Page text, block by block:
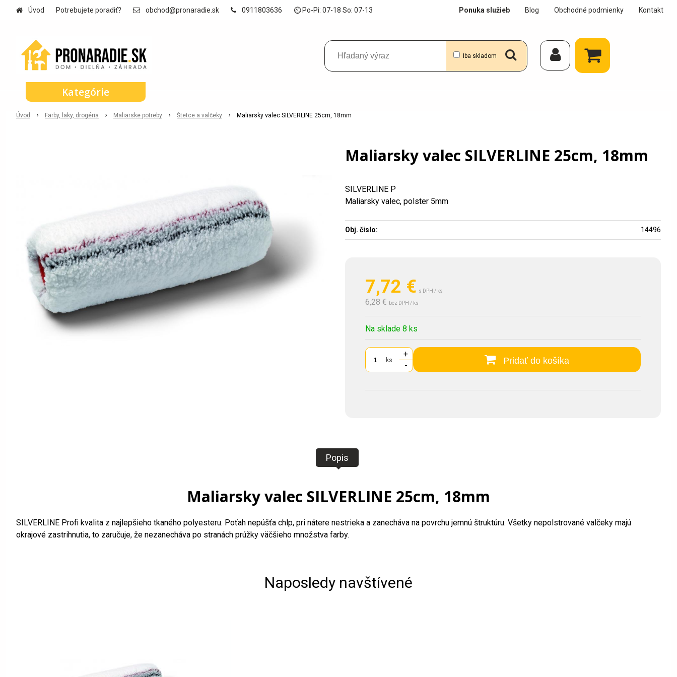
Úvod Potrebujete poradiť? obchod@pronaradie.sk 0911803636 ⏲ Po-Pi: 07-18 So: 07-13
Iba skladom
Ponuka služieb Blog Obchodné podmienky Kontakt
Úvod Farby, laky, drogéria Maliarske potreby Štetce a valčeky Maliarsky valec SILVERLINE 25cm, 18mm
Maliarsky valec SILVERLINE 25cm, 18mm
7,72 € s DPH / ks
6,28 € bez DPH / ks
Na sklade 8 ks
ks
+
-
Pridať do košíka
SILVERLINE P
Maliarsky valec, polster 5mm
Obj. čislo: 14496
Popis
Maliarsky valec SILVERLINE 25cm, 18mm
SILVERLINE Profi kvalita z najlepšieho tkaného polyesteru. Poťah nepúšťa chlp, pri nátere nestrieka a zanecháva na povrchu jemnú štruktúru. Všetky nepolstrované valčeky majú
okrajové zastrihnutia, to zaručuje, že nezanecháva po stranách prúžky väčšieho množstva farby.
Naposledy navštívené
Kategórie